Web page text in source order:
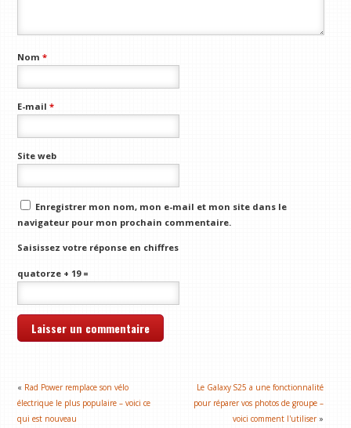
Nom*
E-mail*
Site web
Enregistrer mon nom, mon e-mail et mon site dans le
navigateur pour mon prochain commentaire.
Saisissez votre réponse en chiffres
quatorze + 19 =
« Rad Power remplace son vélo
électrique le plus populaire – voici ce
qui est nouveau
Le Galaxy S25 a une fonctionnalité
pour réparer vos photos de groupe –
voici comment l'utiliser »